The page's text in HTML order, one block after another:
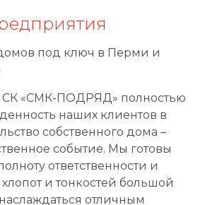
под ключ в Перми и
«СМК-ПОДРЯД» полностью
наших клиентов в
собственного дома –
событие. Мы готовы
ответственности и
хлопот и тонкостей большой
отличным